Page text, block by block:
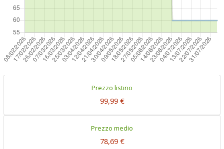
Prezzo listino
99,99 €
Prezzo medio
78,69 €